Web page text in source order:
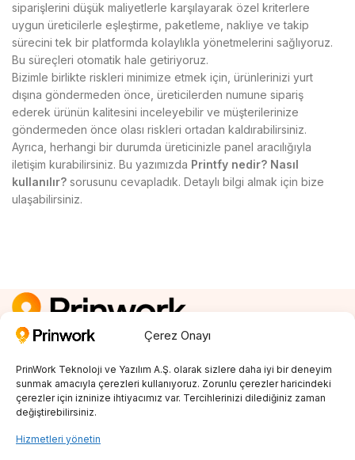
Çerez Onayı
PrinWork Teknoloji ve Yazılım A.Ş. olarak sizlere daha iyi bir deneyim
sunmak amacıyla çerezleri kullanıyoruz. Zorunlu çerezler haricindeki
çerezler için izninize ihtiyacımız var. Tercihlerinizi dilediğiniz zaman
değiştirebilirsiniz.
Hizmetleri yönetin
siparişlerini düşük maliyetlerle karşılayarak özel kriterlere
uygun üreticilerle eşleştirme, paketleme, nakliye ve takip
sürecini tek bir platformda kolaylıkla yönetmelerini sağlıyoruz.
Bu süreçleri otomatik hale getiriyoruz.
Bizimle birlikte riskleri minimize etmek için, ürünlerinizi yurt
dışına göndermeden önce, üreticilerden numune sipariş
ederek ürünün kalitesini inceleyebilir ve müşterilerinize
göndermeden önce olası riskleri ortadan kaldırabilirsiniz.
Ayrıca, herhangi bir durumda üreticinizle panel aracılığıyla
iletişim kurabilirsiniz. Bu yazımızda Printfy nedir? Nasıl
kullanılır? sorusunu cevapladık. Detaylı bilgi almak için bize
ulaşabilirsiniz.
Kayıt Ol
info@prinwork.com